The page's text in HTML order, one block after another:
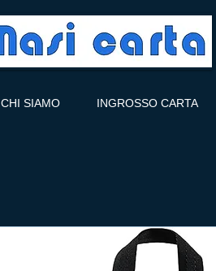
CHI SIAMO INGROSSO CARTA